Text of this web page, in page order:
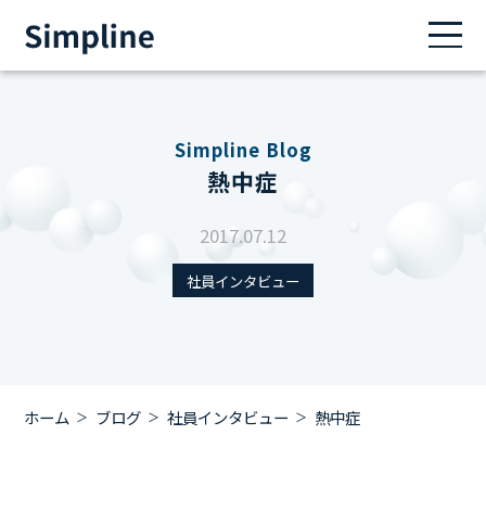
Simpline Blog
熱中症
2017.07.12
社員インタビュー
ホーム ブログ 社員インタビュー 熱中症